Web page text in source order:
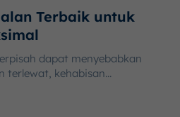
Terbaik untuk
dapat menyebabkan
terlewat, kehabisan...